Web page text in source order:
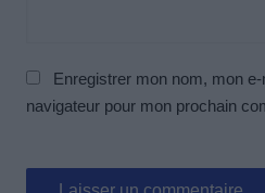
Enregistrer mon nom, mon
navigateur pour mon prochain